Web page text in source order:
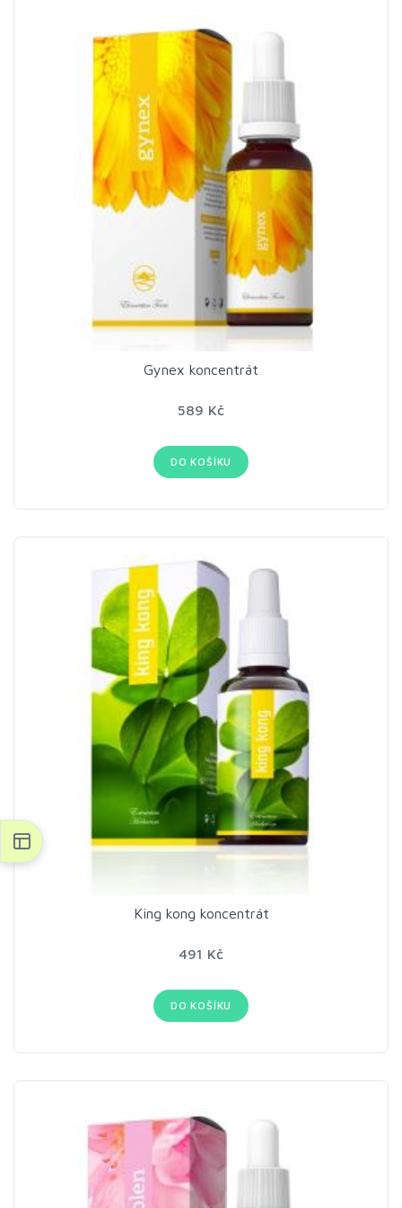
Gynex koncentrát
589 Kč
DO KOŠÍKU
King kong koncentrát
491 Kč
DO KOŠÍKU